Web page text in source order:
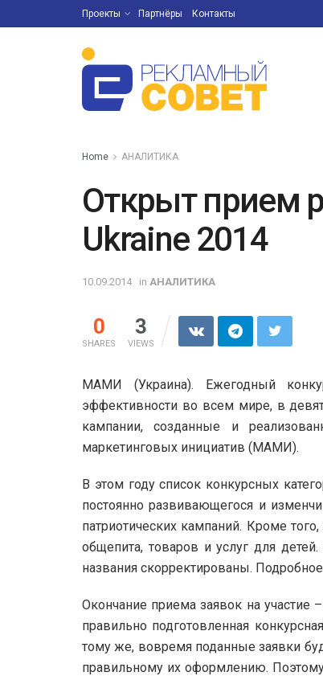
Проекты Партнёры Контакты
Home АНАЛИТИКА
Открыт прием
Ukraine 2014
10.09.2014 in АНАЛИТИКА
0
SHARES
3
VIEWS
МАМИ (Украина). Ежегодный
эффективности во всем мире, в
кампании, созданные и
маркетинговых инициатив (МАМИ).
В этом году список конкурсных
постоянно развивающегося и
патриотических кампаний. Кроме
общепита, товаров и услуг для
названия скорректированы. Подробное
Окончание приема заявок на участие
правильно подготовленная
тому же, вовремя поданные заявки
правильному их оформлению. Поэтому